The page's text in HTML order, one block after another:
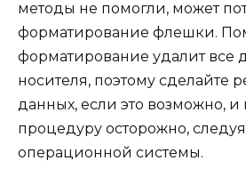
методы не помогли, может
форматирование флешки.
форматирование удалит все
носителя, поэтому сделайте
данных, если это возможно, и
процедуру осторожно,
операционной системы.